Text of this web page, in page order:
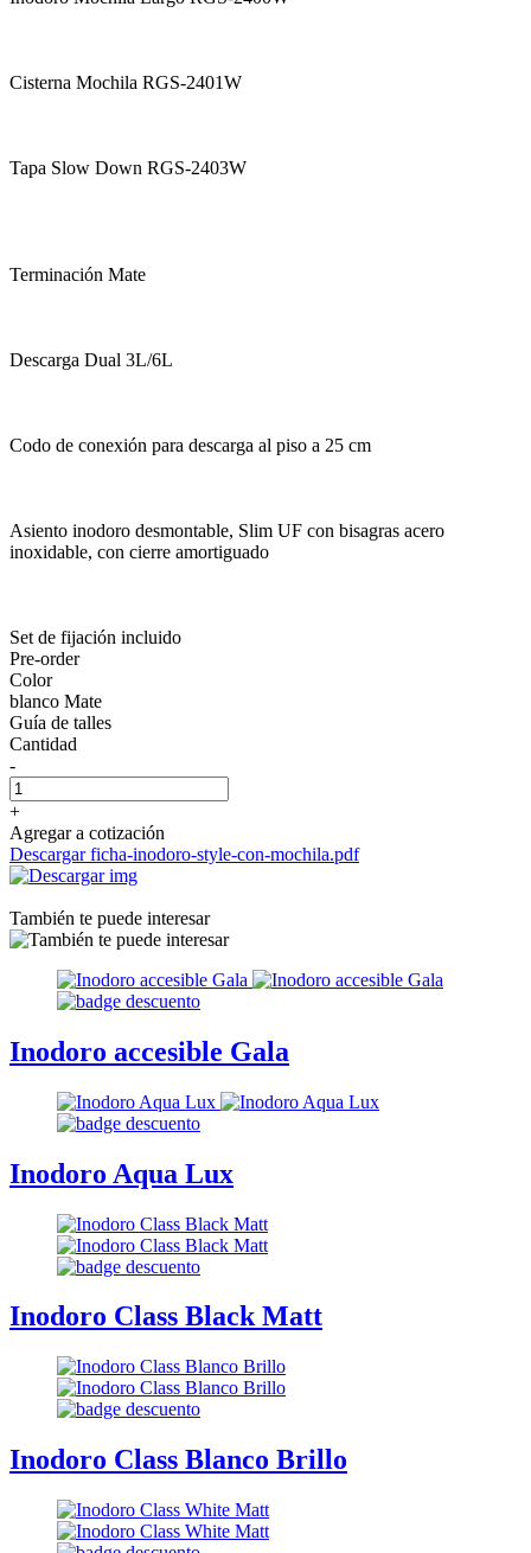
Cisterna Mochila RGS-2401W
Tapa Slow Down RGS-2403W
Terminación Mate
Descarga Dual 3L/6L
Codo de conexión para descarga al piso a 25 cm
Asiento inodoro desmontable, Slim UF con bisagras acero
inoxidable, con cierre amortiguado
Set de fijación incluido
Pre-order
Color
blanco Mate
Guía de talles
Cantidad
-
+
Agregar a cotización
Descargar ficha-inodoro-style-con-mochila.pdf
También te puede interesar
Inodoro accesible Gala
Inodoro Aqua Lux
Inodoro Class Black Matt
Inodoro Class Blanco Brillo